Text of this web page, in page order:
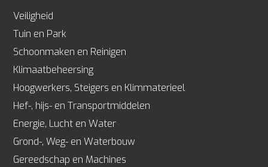
Veiligheid
Tuin en Park
Schoonmaken en Reinigen
Klimaatbeheersing
Hoogwerkers, Steigers en Klimmaterieel
Hef-, hijs- en Transportmiddelen
Energie, Lucht en Water
Grond-, Weg- en Waterbouw
Gereedschap en Machines